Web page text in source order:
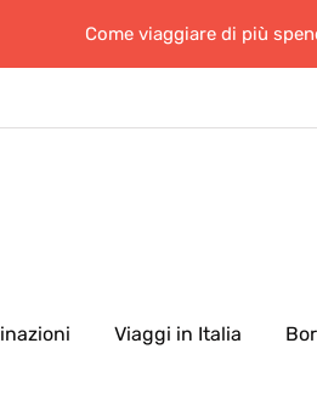
Come viaggiare di più
Viaggi in Italia